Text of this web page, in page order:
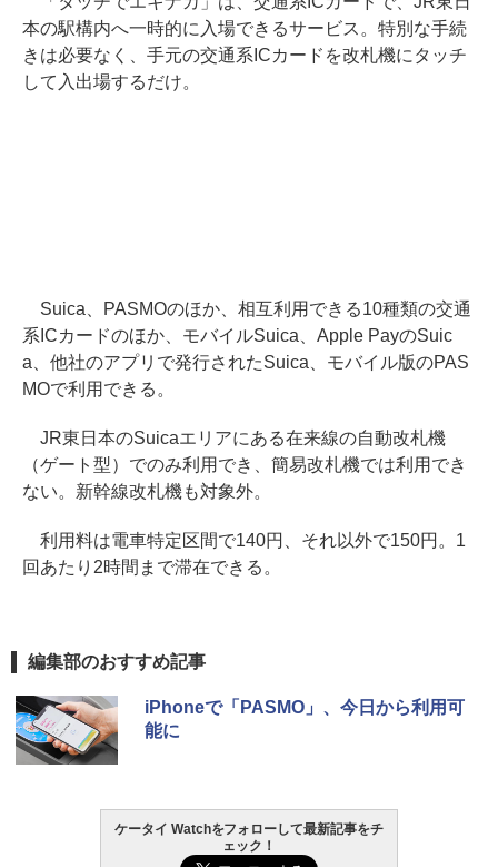
本の駅構内へ一時的に入場できるサービス。特別な手続
きは必要なく、手元の交通系ICカードを改札機にタッチ
して入出場するだけ。
Suica、PASMOのほか、相互利用できる10種類の交通
系ICカードのほか、モバイルSuica、Apple PayのSuic
a、他社のアプリで発行されたSuica、モバイル版のPAS
MOで利用できる。
JR東日本のSuicaエリアにある在来線の自動改札機
（ゲート型）でのみ利用でき、簡易改札機では利用でき
ない。新幹線改札機も対象外。
利用料は電車特定区間で140円、それ以外で150円。1
回あたり2時間まで滞在できる。
編集部のおすすめ記事
iPhoneで「PASMO」、今日から利用可
能に
ケータイ Watchをフォローして最新記事をチ
ェック！